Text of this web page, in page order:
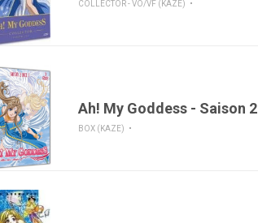
COLLECTOR - VO/VF (KAZE)
Ah! My Goddess - Saison 2
BOX (KAZE)